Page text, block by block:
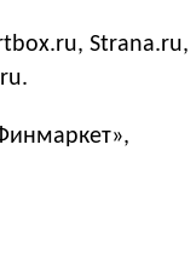
Strana.ru,